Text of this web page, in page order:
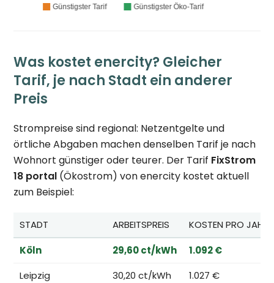
Was kostet enercity? Gleicher
Tarif, je nach Stadt ein anderer
Preis
Strompreise sind regional: Netzentgelte und
örtliche Abgaben machen denselben Tarif je nach
Wohnort günstiger oder teurer. Der Tarif FixStrom
18 portal (Ökostrom) von enercity kostet aktuell
zum Beispiel:
STADT ARBEITSPREIS
KOSTEN PRO JAHR*
Köln
29,60 ct/kWh
1.092 €
Leipzig
30,20 ct/kWh
1.027 €